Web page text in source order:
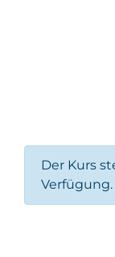
Der Kurs
Verfügung.